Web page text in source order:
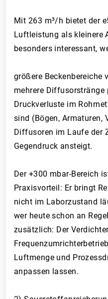
Mit 263 m³/h bietet der
Luftleistung als kleinere
besonders interessant,
größere Beckenbereiche
mehrere Diffusorstränge
Druckverluste im
sind (Bögen, Armaturen,
Diffusoren im Laufe der
Gegendruck ansteigt.
Der +300 mbar-Bereich
Praxisvorteil: Er bringt
nicht im Laborzustand
wer heute schon an
zusätzlich: Der
Luftmenge und
anpassen lassen.